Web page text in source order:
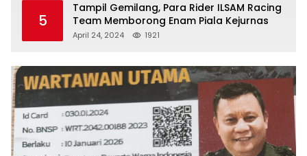
5
Tampil Gemilang, Para Rider ILSAM Racing
Team Memborong Enam Piala Kejurnas
April 24, 2024 1921